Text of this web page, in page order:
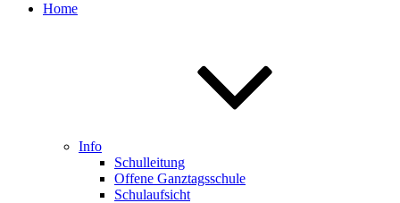
Home
Info
Schulleitung
Offene Ganztagsschule
Schulaufsicht